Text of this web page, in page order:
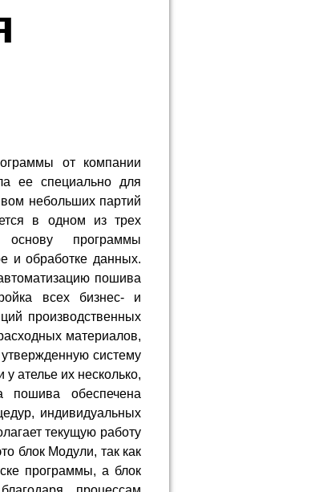
от компании
ее специально для
небольших партий
в одном из трех
программы
и обработке данных.
пошива
всех бизнес- и
производственных
материалов,
систему
ателье их несколько,
пошива обеспечена
индивидуальных
текущую работу
блок Модули, так как
программы, а блок